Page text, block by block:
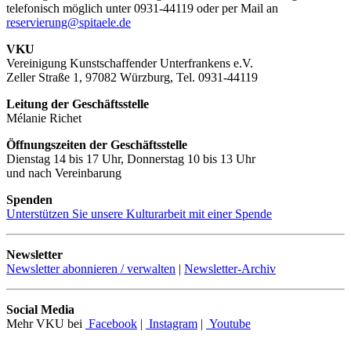
telefonisch möglich unter 0931-44119 oder per Mail an
reservierung@spitaele.de
VKU
Vereinigung Kunstschaffender Unterfrankens e.V.
Zeller Straße 1, 97082 Würzburg, Tel. 0931-44119
Leitung der Geschäftsstelle
Mélanie Richet
Öffnungszeiten der Geschäftsstelle
Dienstag 14 bis 17 Uhr, Donnerstag 10 bis 13 Uhr
und nach Vereinbarung
Spenden
Unterstützen Sie unsere Kulturarbeit mit einer Spende
Newsletter
Newsletter abonnieren / verwalten | Newsletter-Archiv
Social Media
Mehr VKU bei Facebook | Instagram | Youtube